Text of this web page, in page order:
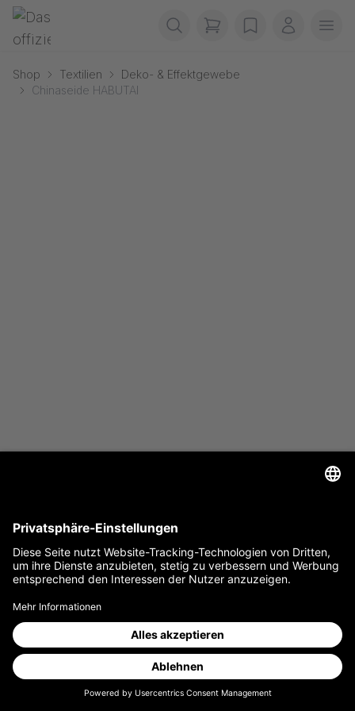
Navigation überspringen
Gerriets
items in cart, view
wishlistMein
Shop Textilien
Deko- & Effektgewebe
Chinaseide HABUTAI